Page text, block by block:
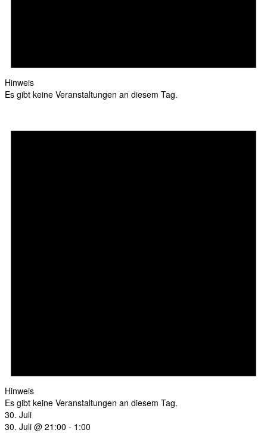
Hinweis
Es gibt keine Veranstaltungen an diesem Tag.
Hinweis
Es gibt keine Veranstaltungen an diesem Tag.
30. Juli
30. Juli @ 21:00 - 1:00